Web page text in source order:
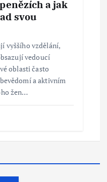
a jak
svou
vyššího vzdělání,
vedoucí
oblasti často
a aktivním
žen…